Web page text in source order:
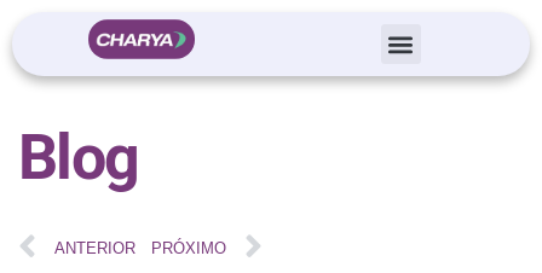
Blog
ANTERIOR PRÓXIMO